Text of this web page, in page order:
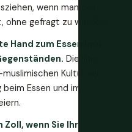
wenn man das
gefragt zu werden.
Hand zum Essen und
Die linke
Kultur als
Essen und im
Zoll, wenn Sie Ihr